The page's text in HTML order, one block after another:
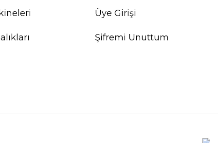
Üye Girişi
Şifremi Unuttum